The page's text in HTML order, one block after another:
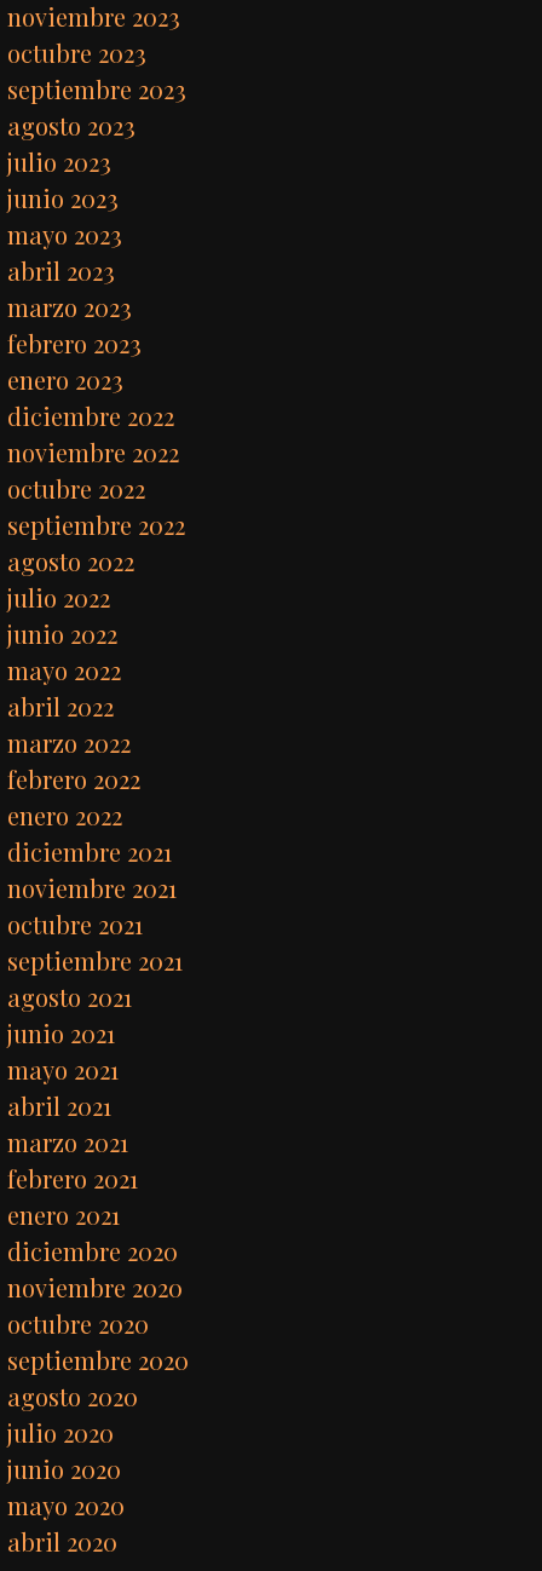
noviembre 2023
octubre 2023
septiembre 2023
agosto 2023
julio 2023
junio 2023
mayo 2023
abril 2023
marzo 2023
febrero 2023
enero 2023
diciembre 2022
noviembre 2022
octubre 2022
septiembre 2022
agosto 2022
julio 2022
junio 2022
mayo 2022
abril 2022
marzo 2022
febrero 2022
enero 2022
diciembre 2021
noviembre 2021
octubre 2021
septiembre 2021
agosto 2021
junio 2021
mayo 2021
abril 2021
marzo 2021
febrero 2021
enero 2021
diciembre 2020
noviembre 2020
octubre 2020
septiembre 2020
agosto 2020
julio 2020
junio 2020
mayo 2020
abril 2020